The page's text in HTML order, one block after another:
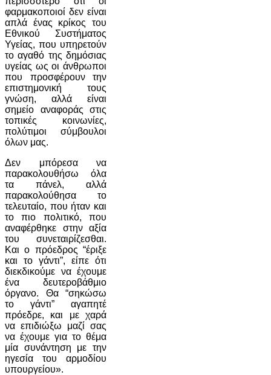
φαρμακοποιοί δεν είναι
απλά ένας κρίκος του
Εθνικού Συστήματος
Υγείας, που υπηρετούν
το αγαθό της δημόσιας
υγείας ως οι άνθρωποι
που προσφέρουν την
επιστημονική τους
γνώση, αλλά είναι
σημείο αναφοράς στις
τοπικές κοινωνίες,
πολύτιμοι σύμβουλοι
όλων μας.
Δεν μπόρεσα να
παρακολουθήσω όλα
τα πάνελ, αλλά
παρακολούθησα το
τελευταίο, που ήταν και
το πιο πολιτικό, που
αναφέρθηκε στην αξία
του συνεταιρίζεσθαι.
Και ο πρόεδρος “έριξε
και το γάντι”, είπε ότι
διεκδικούμε να έχουμε
ένα δευτεροβάθμιο
όργανο. Θα “σηκώσω
το γάντι” αγαπητέ
πρόεδρε, και με χαρά
να επιδιώξω μαζί σας
να έχουμε για το θέμα
μία συνάντηση με την
ηγεσία του αρμοδίου
υπουργείου».